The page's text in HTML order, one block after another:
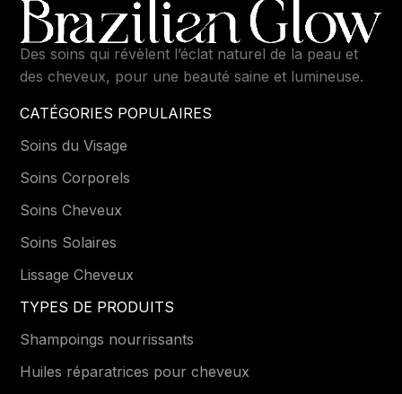
Des soins qui révèlent l’éclat naturel de la peau et
des cheveux, pour une beauté saine et lumineuse.
CATÉGORIES POPULAIRES
Soins du Visage
Soins Corporels
Soins Cheveux
Soins Solaires
Lissage Cheveux
TYPES DE PRODUITS
Shampoings nourrissants
Huiles réparatrices pour cheveux